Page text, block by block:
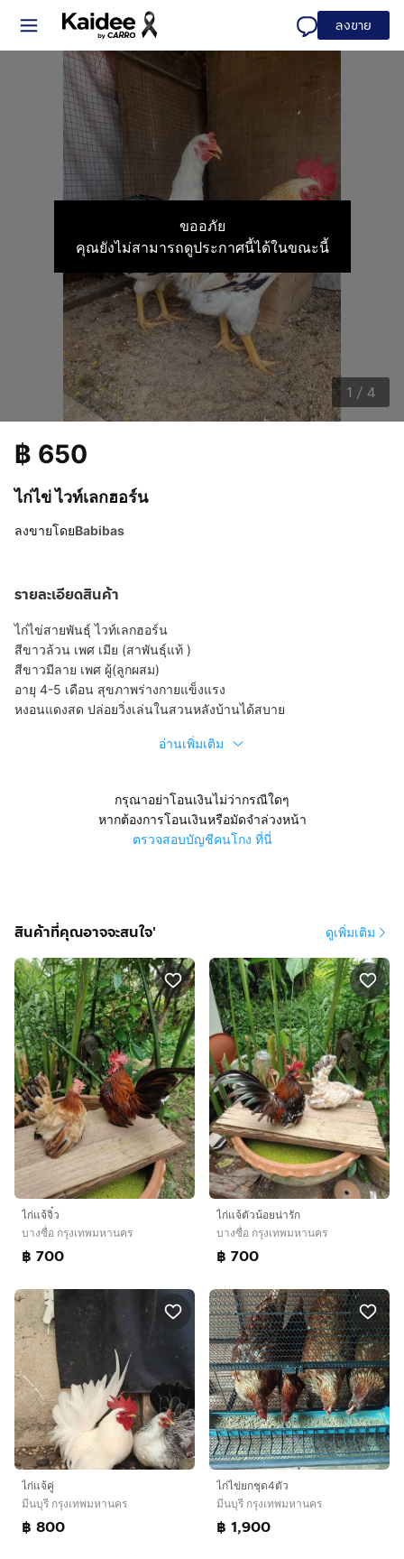
ลงขาย
ขออภัย
คุณยังไม่สามารถดูประกาศนี้ได้ในขณะนี้
1 / 4
ไก่ไข่ ไวท์เลกฮอร์น
฿ 650
ลงขายโดยBabibas
รายละเอียดสินค้า
ไก่ไข่สายพันธุ์ ไวท์เลกฮอร์น
สีขาวล้วน เพศ เมีย (สาพันธุ์แท้ )
สีขาวมีลาย เพศ ผู้(ลูกผสม)
อายุ 4-5 เดือน สุขภาพร่างกายแข็งแรง
หงอนแดงสด ปล่อยวิ่งเล่นในสวนหลังบ้านได้สบาย
อ่านเพิ่มเติม
กรุณาอย่าโอนเงินไม่ว่ากรณีใดๆ
หากต้องการโอนเงินหรือมัดจำล่วงหน้า
ตรวจสอบบัญชีคนโกง ที่นี่
สินค้าที่คุณอาจจะสนใจ' ดูเพิ่มเติม
ไก่แจ้จิ๋ว
บางซื่อ กรุงเทพมหานคร
฿ 700
ไก่แจ้ตัวน้อยน่ารัก
บางซื่อ กรุงเทพมหานคร
฿ 700
ไก่แจ้คู่
มีนบุรี กรุงเทพมหานคร
฿ 800
ไก่ไข่ยกชุด4ตัว
มีนบุรี กรุงเทพมหานคร
฿ 1,900